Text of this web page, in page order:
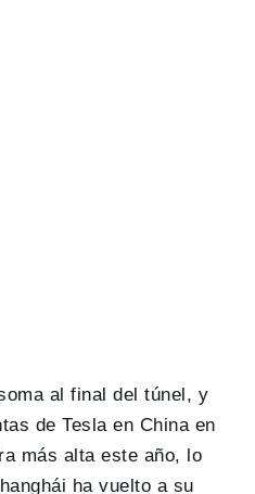
al final del túnel, y
de Tesla en China en
más alta este año, lo
ha vuelto a su